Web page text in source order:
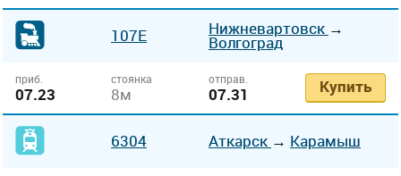
107Е Нижневартовск →
Волгоград
приб.
07.23
стоянка
8м
отправ.
07.31 Купить
6304 Аткарск → Карамыш